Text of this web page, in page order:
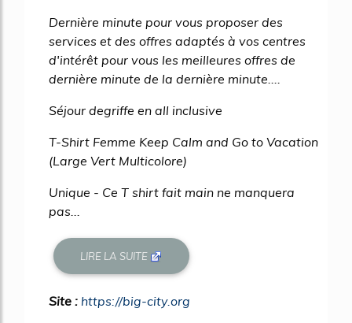
Dernière minute pour vous proposer des
services et des offres adaptés à vos centres
d'intérêt pour vous les meilleures offres de
dernière minute de la dernière minute....
Séjour degriffe en all inclusive
T-Shirt Femme Keep Calm and Go to Vacation
(Large Vert Multicolore)
Unique - Ce T shirt fait main ne manquera
pas...
LIRE LA SUITE
Site : https://big-city.org